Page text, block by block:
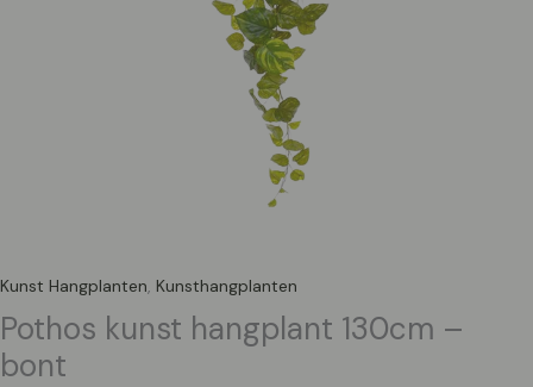
Kunst Hangplanten Kunsthangplanten
Pothos kunst hangplant 130cm –
bont